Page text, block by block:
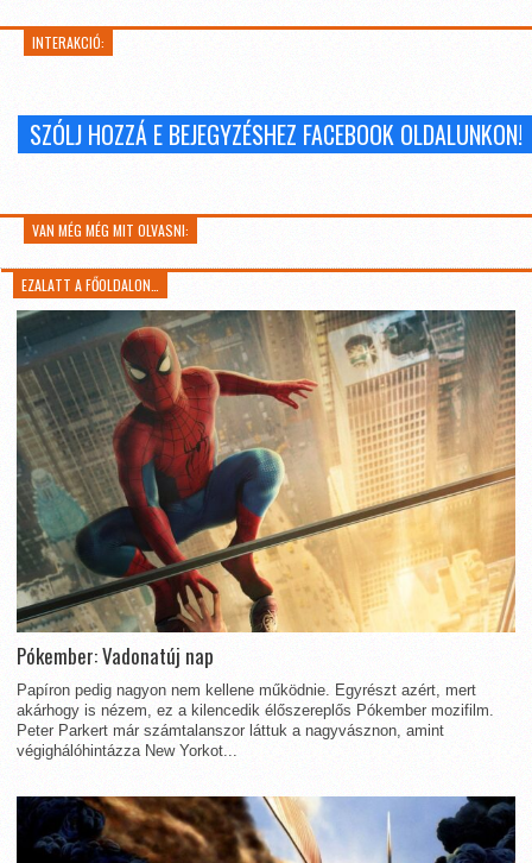
INTERAKCIÓ:
SZÓLJ HOZZÁ E BEJEGYZÉSHEZ FACEBOOK OLDALUNKON!
VAN MÉG MÉG MIT OLVASNI:
EZALATT A FŐOLDALON…
Pókember: Vadonatúj nap
Papíron pedig nagyon nem kellene működnie. Egyrészt azért, mert
akárhogy is nézem, ez a kilencedik élőszereplős Pókember mozifilm.
Peter Parkert már számtalanszor láttuk a nagyvásznon, amint
végighálóhintázza New Yorkot...